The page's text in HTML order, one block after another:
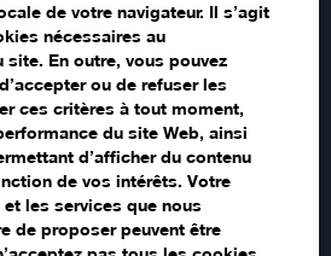
de votre navigateur. Il s’agit
nécessaires au
En outre, vous pouvez
ou de refuser les
ces critères à tout moment,
du site Web, ainsi
d’afficher du contenu
de vos intérêts. Votre
les services que nous
de proposer peuvent être
d’Epson pour l’accessibilité
au sujet de vos données
sur les cookies
Tous les emplois
S
S